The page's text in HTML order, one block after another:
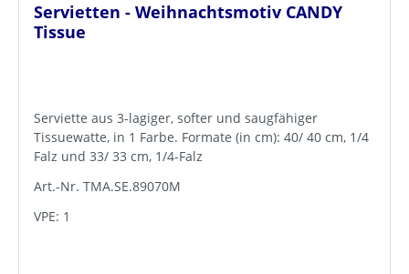
Servietten - Weihnachtsmotiv CANDY
Tissue
Serviette aus 3-lagiger, softer und saugfähiger
Tissuewatte, in 1 Farbe. Formate (in cm): 40/ 40 cm, 1/4
Falz und 33/ 33 cm, 1/4-Falz
Art.-Nr. TMA.SE.89070M
VPE: 1